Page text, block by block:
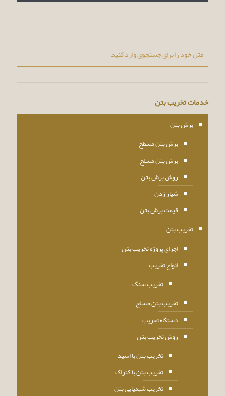
خدمات تخریب بتن
برش بتن
برش بتن مسطح
برش بتن مسلح
روش برش بتن
شیار زدن
قیمت برش بتن
تخریب بتن
اجرای پروژه تخریب بتن
انواع تخریب
تخریب سنگ
تخریب بتن مسلح
دستگاه تخریب
روش تخریب بتن
تخریب بتن با اسید
تخریب بتن با کتراک
تخریب شیمیایی بتن